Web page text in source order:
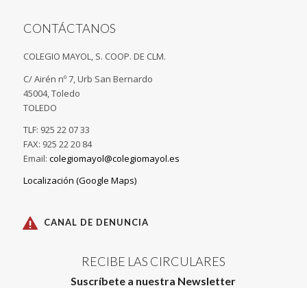
CONTÁCTANOS
COLEGIO MAYOL, S. COOP. DE CLM.
C/ Airén nº 7, Urb San Bernardo
45004, Toledo
TOLEDO
TLF: 925 22 07 33
FAX: 925 22 20 84
Email: colegiomayol@colegiomayol.es
Localización (Google Maps)
CANAL DE DENUNCIA
RECIBE LAS CIRCULARES
Suscríbete a nuestra Newsletter